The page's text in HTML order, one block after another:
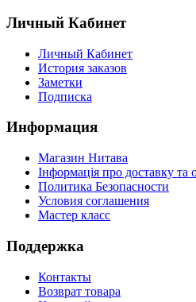
Личный Кабинет
Личный Кабинет
История заказов
Заметки
Подписка
Информация
Магазин Нитава
Інформація про доставку та
Политика Безопасности
Условия соглашения
Мастер класс
Поддержка
Контакты
Возврат товара